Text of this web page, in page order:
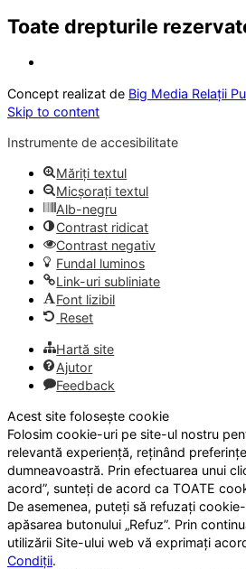
Toate drepturile
Concept realizat de Big Media Relații
Skip to content
Instrumente de accesibilitate
Măriți textul
Micșorați textul
Alb-negru
Contrast ridicat
Contrast negativ
Fundal luminos
Link-uri subliniate
Font lizibil
Reset
Hartă site
Ajutor
Feedback
Acest site folosește cookie
Folosim cookie-uri pe site-ul nostru
relevantă experiență, reținând
dumneavoastră. Prin efectuarea unui
acord”, sunteți de acord ca TOATE
De asemenea, puteți să refuzați
apăsarea butonului „Refuz”. Prin
utilizării Site-ului web vă exprimați
Condiții.